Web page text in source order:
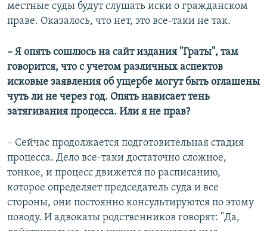
местные суды будут слушать иски о гражданском
праве. Оказалось, что нет, это все-таки не так.
– Я опять сошлюсь на сайт издания "Граты", там
говорится, что с учетом различных аспектов
исковые заявления об ущербе могут быть оглашены
чуть ли не через год. Опять нависает тень
затягивания процесса. Или я не прав?
– Сейчас продолжается подготовительная стадия
процесса. Дело все-таки достаточно сложное,
тонкое, и процесс движется по расписанию,
которое определяет председатель суда и все
стороны, они постоянно консультируются по этому
поводу. И адвокаты родственников говорят: "Да,